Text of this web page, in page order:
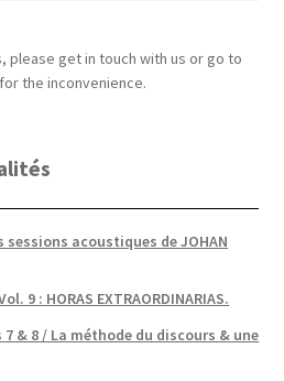
please get in touch with us or go to
the inconvenience.
sessions acoustiques de JOHAN
9 : HORAS EXTRAORDINARIAS.
7 & 8 / La méthode du discours & une